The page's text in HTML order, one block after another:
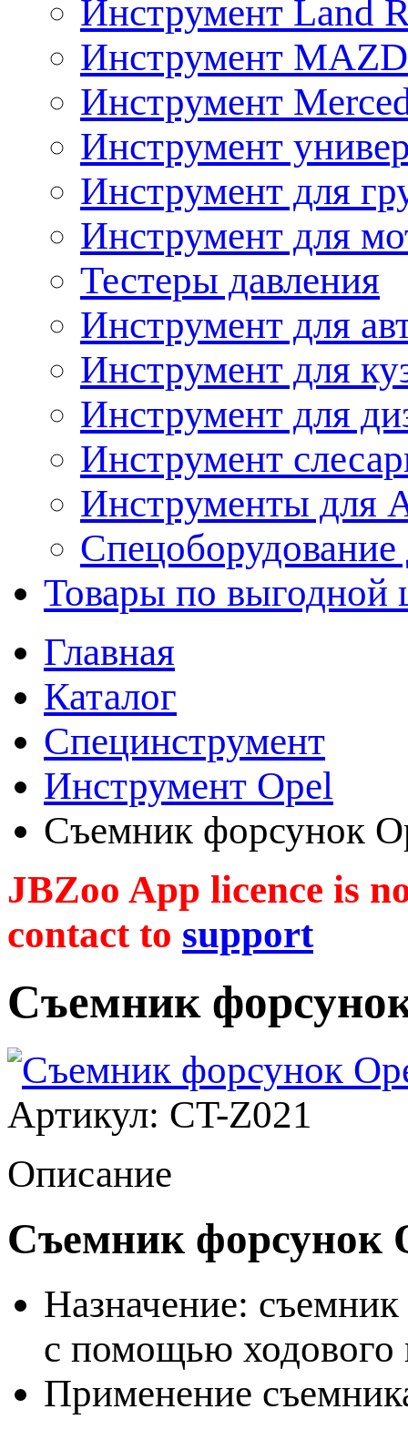
Инструмент Land
Инструмент
Инструмент
Инструмент
Инструмент для
Инструмент для
Тестеры давления
Инструмент для
Инструмент для
Инструмент для
Инструмент
Инструменты
Спецоборудование
Товары по выгодной
Главная
Каталог
Специнструмент
Инструмент Opel
Съемник форсунок
JBZoo App licence is
contact to support
Съемник
Артикул: CT-Z021
Описание
Съемник форсунок
Назначение:
с помощью ходового
Применение